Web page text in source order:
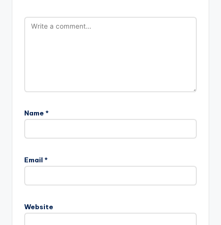
Name *
Email *
Website